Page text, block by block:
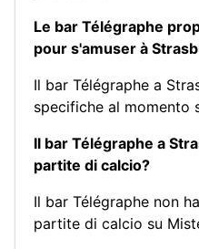
Le bar Télégraphe
pour s'amuser à
Il bar Télégraphe a
specifiche al momento
Il bar Télégraphe a
partite di calcio?
Il bar Télégraphe non
partite di calcio su